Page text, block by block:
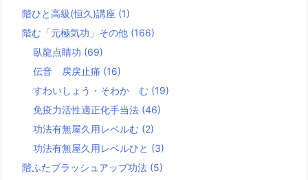
階ひと高級(恒久)講座 (1)
階む「元極気功」その他 (166)
臥龍点睛功 (69)
伝音 戻戻止痛 (16)
すわいしょう・そわか む (19)
免疫力活性適正化手当法 (46)
功法有無屋久用レベルむ (2)
功法有無屋久用レベルひと (3)
階ふたブラッシュアップ功法 (5)